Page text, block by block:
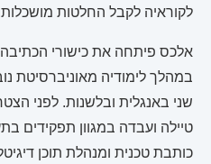
לקוראיה לקבל החלטות
אלכס פיתחה את כישורי
במהלך לימודיה מאוניברסיטת
טיילה ועבדה במגוון תפקידים
כותבת טכנית ומנהלת תוכן